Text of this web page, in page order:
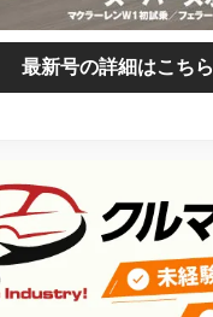
最新号の詳細はこちら